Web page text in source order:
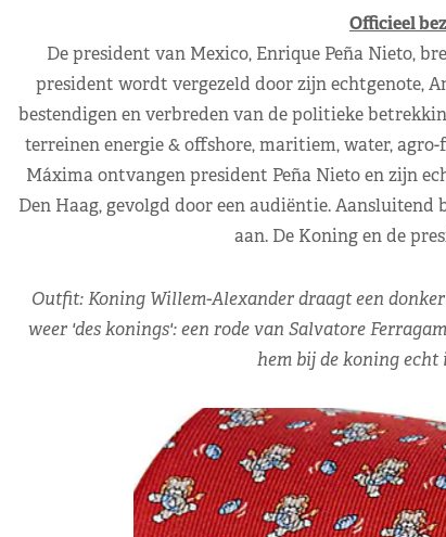
Officieel
De president van Mexico, Enrique Peña Nieto,
president wordt vergezeld door zijn echtgenote,
bestendigen en verbreden van de politieke
terreinen energie & offshore, maritiem, water,
Máxima ontvangen president Peña Nieto en zijn
Den Haag, gevolgd door een audiëntie.
aan. De Koning en de
Outfit: Koning Willem-Alexander draagt een
weer 'des konings': een rode van Salvatore
hem bij de koning echt